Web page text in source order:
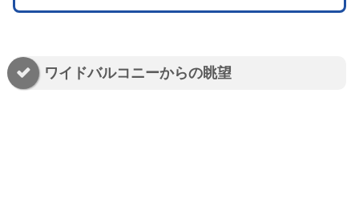
ワイドバルコニーからの眺望